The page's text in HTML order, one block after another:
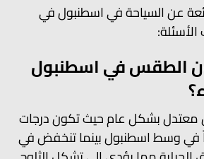
عن السياحة في اسطنبول في
الأسئلة:
الطقس في اسطنبول
معتدل بشكل عام حيث تكون درجات
في وسط اسطنبول بينما تنخفض في